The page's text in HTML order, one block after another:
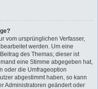
vom ursprünglichen Verfasser,
werden. Um eine
des Themas; dieser ist
eine Stimme abgegeben hat,
oder die Umfrageoption
abgestimmt haben, so kann
Administratoren geändert oder